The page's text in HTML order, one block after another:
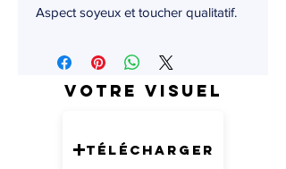
Aspect soyeux et toucher qualitatif.
Votre visuel
Télécharger